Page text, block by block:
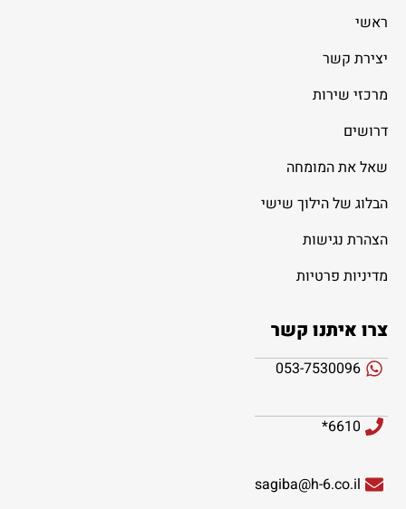
ראשי
יצירת קשר
מרכזי שירות
דרושים
שאל את המומחה
הבלוג של הילוך שישי
הצהרת נגישות
מדיניות פרטיות
צרו איתנו קשר
053-7530096
6610*
sagiba@h-6.co.il